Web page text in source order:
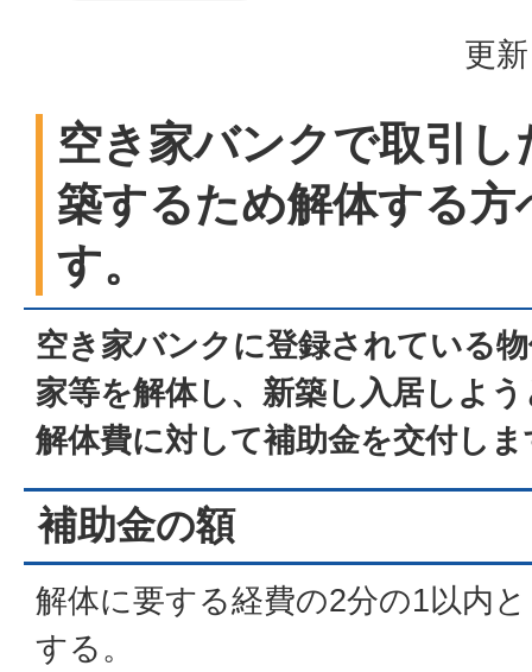
更
空き家バンクで取引し
築するため解体する方
す。
空き家バンクに登録されている
家等を解体し、新築し入居しよ
解体費に対して補助金を交付しま
補助金の額
解体に要する経費の2分の1以内
する。